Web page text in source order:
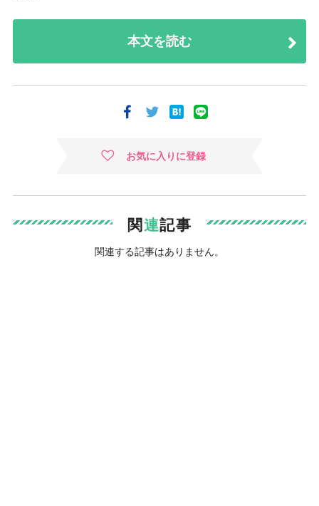
本文を読む
お気に入りに登録
関連記事
関連する記事はありません。